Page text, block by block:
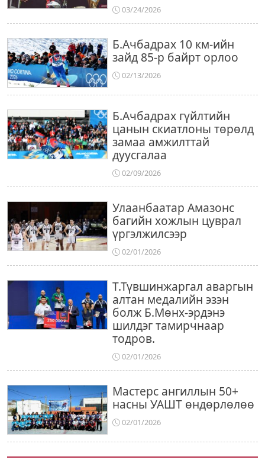
03/24/2026
Б.Ачбадрах 10 км-ийн
зайд 85-р байрт орлоо
02/13/2026
Б.Ачбадрах гүйлтийн
цанын скиатлоны төрөлд
замаа амжилттай
дуусгалаа
02/09/2026
Улаанбаатар Амазонс
багийн хожлын цуврал
үргэлжилсээр
02/01/2026
Т.Түвшинжаргал аваргын
алтан медалийн эзэн
болж Б.Мөнх-эрдэнэ
шилдэг тамирчнаар
тодров.
02/01/2026
Мастерс ангиллын 50+
насны УАШТ өндөрлөлөө
02/01/2026